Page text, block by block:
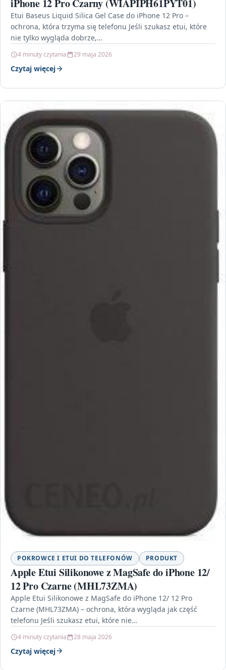
iPhone 12 Pro Czarny (WIAPIPH61PYT01)
Etui Baseus Liquid Silica Gel Case do iPhone 12 Pro –
ochrona, która trzyma się telefonu Jeśli szukasz etui, które
nie tylko wygląda dobrze,…
4 minuty czytania 29 maja 2026
Czytaj więcej
POKROWCE I ETUI DO TELEFONÓW PRODUKT
Apple Etui Silikonowe z MagSafe do iPhone 12/
12 Pro Czarne (MHL73ZMA)
Apple Etui Silikonowe z MagSafe do iPhone 12/ 12 Pro
Czarne (MHL73ZMA) – ochrona, która wygląda jak część
telefonu Jeśli szukasz etui, które nie…
4 minuty czytania 28 maja 2026
Czytaj więcej